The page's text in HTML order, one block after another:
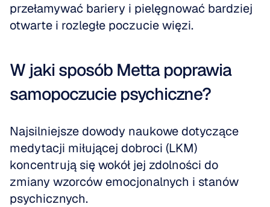
przełamywać bariery i pielęgnować bardziej
otwarte i rozległe poczucie więzi.
W jaki sposób Metta poprawia
samopoczucie psychiczne?
Najsilniejsze dowody naukowe dotyczące
medytacji miłującej dobroci (LKM)
koncentrują się wokół jej zdolności do
zmiany wzorców emocjonalnych i stanów
psychicznych.